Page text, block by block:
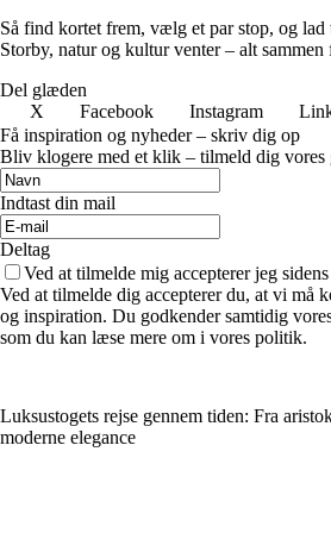
Så find kortet frem, vælg et par stop, og
Storby, natur og kultur venter – alt sammen
Del glæden
X
Facebook Instagram
Få inspiration og nyheder – skriv dig op
Bliv klogere med et klik – tilmeld dig vores
Indtast din mail
Deltag
Ved at tilmelde mig accepterer jeg
Ved at tilmelde dig accepterer du, at vi må
og inspiration. Du godkender samtidig
som du kan læse mere om i vores politik.
Luksustogets rejse gennem tiden: Fra
moderne elegance